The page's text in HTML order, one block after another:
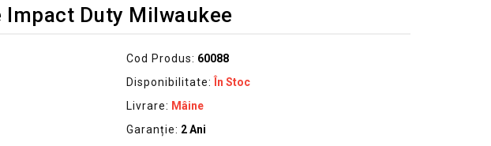
Duty Milwaukee
Cod Produs: 60088
Disponibilitate:
În Stoc
Livrare: Mâine
Garanție: 2 Ani